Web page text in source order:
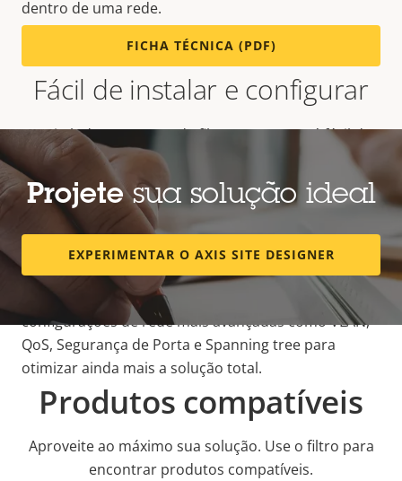
dentro de uma rede.
Fácil de instalar e configurar
O switch de agregação de fibra AXIS D8308 é fácil de
instalar usando ferramentas Axis padrão, como o
AXIS IP Utility e o AXIS Device Manager. Ele é
fornecido com uma senha individual, assistente de
configuração fácil de usar e um conjunto abrangente
de ferramentas de configuração. Por exemplo, um
servidorDHCPintegrado para atribuição automática
de endereços IP. Ele permite até mesmo
configurações de rede mais avançadas como VLAN,
QoS, Segurança de Porta e Spanning tree para
otimizar ainda mais a solução total.
FICHA TÉCNICA (PDF)
Projetesua solução ideal
EXPERIMENTAR O AXIS SITE DESIGNER
Produtos compatíveis
Aproveite ao máximo sua solução. Use o filtro para
encontrar produtos compatíveis.